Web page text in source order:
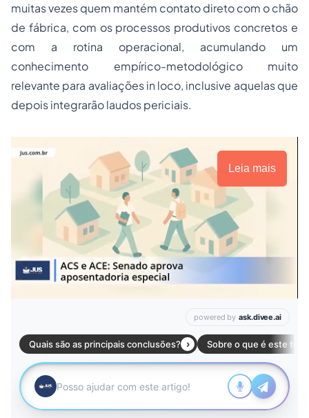
muitas vezes quem mantém contato direto com o chão
de fábrica, com os processos produtivos concretos e
com a rotina operacional, acumulando um
conhecimento empírico-metodológico muito
relevante para avaliações in loco, inclusive aquelas que
depois integrarão laudos periciais.
Leia mais